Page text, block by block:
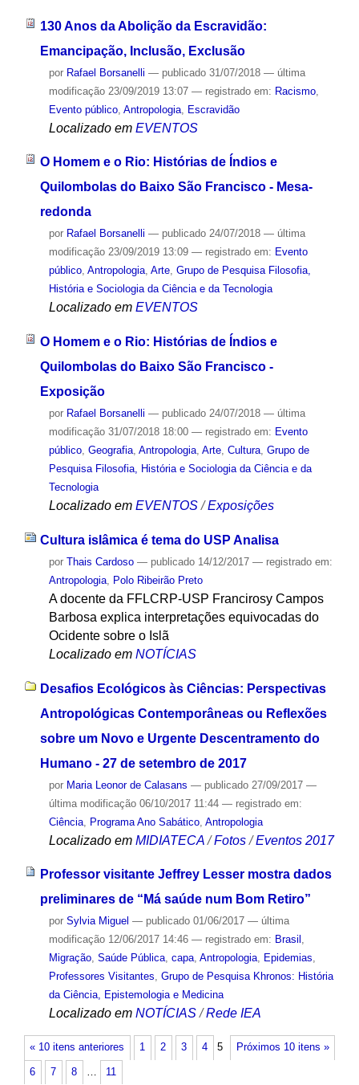
130 Anos da Abolição da Escravidão:
Emancipação, Inclusão, Exclusão
por Rafael Borsanelli — publicado31/07/2018 — última
modificação23/09/2019 13:07 — registrado em: Racismo,
Evento público, Antropologia, Escravidão
Localizado em EVENTOS
O Homem e o Rio: Histórias de Índios e
Quilombolas do Baixo São Francisco - Mesa-
redonda
por Rafael Borsanelli — publicado24/07/2018 — última
modificação23/09/2019 13:09 — registrado em: Evento
público, Antropologia, Arte, Grupo de Pesquisa Filosofia,
História e Sociologia da Ciência e da Tecnologia
Localizado em EVENTOS
O Homem e o Rio: Histórias de Índios e
Quilombolas do Baixo São Francisco -
Exposição
por Rafael Borsanelli — publicado24/07/2018 — última
modificação31/07/2018 18:00 — registrado em: Evento
público, Geografia, Antropologia, Arte, Cultura, Grupo de
Pesquisa Filosofia, História e Sociologia da Ciência e da
Tecnologia
Localizado em EVENTOS /Exposições
Cultura islâmica é tema do USP Analisa
por Thais Cardoso — publicado14/12/2017 — registrado em:
Antropologia, Polo Ribeirão Preto
A docente da FFLCRP-USP Francirosy Campos
Barbosa explica interpretações equivocadas do
Ocidente sobre o Islã
Localizado em NOTÍCIAS
Desafios Ecológicos às Ciências: Perspectivas
Antropológicas Contemporâneas ou Reflexões
sobre um Novo e Urgente Descentramento do
Humano - 27 de setembro de 2017
por Maria Leonor de Calasans — publicado27/09/2017 —
última modificação06/10/2017 11:44 — registrado em:
Ciência, Programa Ano Sabático, Antropologia
Localizado em MIDIATECA /Fotos /Eventos 2017
Professor visitante Jeffrey Lesser mostra dados
preliminares de “Má saúde num Bom Retiro”
por Sylvia Miguel — publicado01/06/2017 — última
modificação12/06/2017 14:46 — registrado em: Brasil ,
Migração, Saúde Pública, capa, Antropologia, Epidemias,
Professores Visitantes, Grupo de Pesquisa Khronos: História
da Ciência, Epistemologia e Medicina
Localizado em NOTÍCIAS /Rede IEA
« 10 itens anteriores Próximos 10 itens »
1 2 3 4 5
6 7 8 … 11